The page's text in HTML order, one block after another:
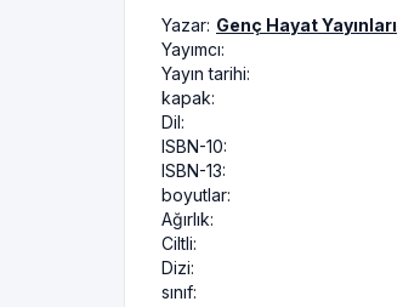
Yazar: Genç Hayat Yayınları
Yayımcı:
Yayın tarihi:
kapak:
Dil:
ISBN-10:
ISBN-13:
boyutlar:
Ağırlık:
Ciltli:
Dizi:
sınıf: